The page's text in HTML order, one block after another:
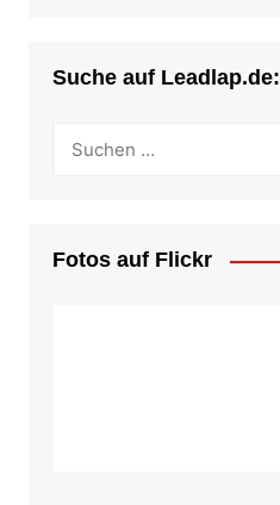
Suche auf Leadlap.de:
Fotos auf Flickr